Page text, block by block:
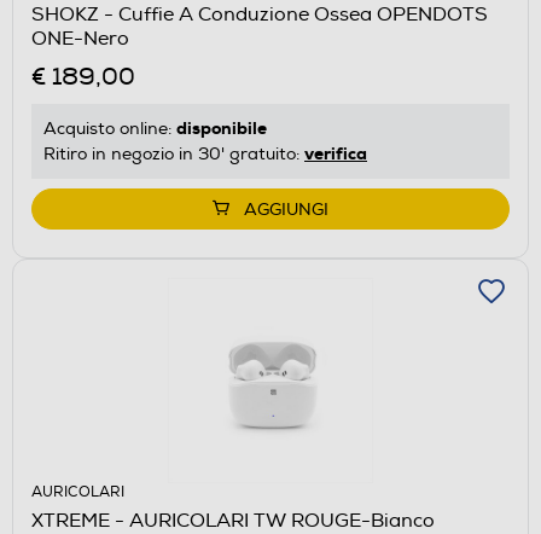
SHOKZ - Cuffie A Conduzione Ossea OPENDOTS
ONE-Nero
€ 189,00
Acquisto online: disponibile
Ritiro in negozio in 30' gratuito: verifica
AGGIUNGI
AURICOLARI
XTREME - AURICOLARI TW ROUGE-Bianco